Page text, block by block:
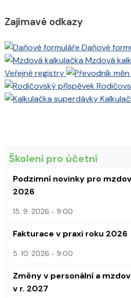
Zajímavé odkazy
Daňové
Mzdová
Veřejné registry
Školení pro účetní
Podzimní novinky pro
2026
15. 9. 2026 9:00
Fakturace v praxi roku 2026
5. 10. 2026 9:00
Změny v personální a
v r. 2027